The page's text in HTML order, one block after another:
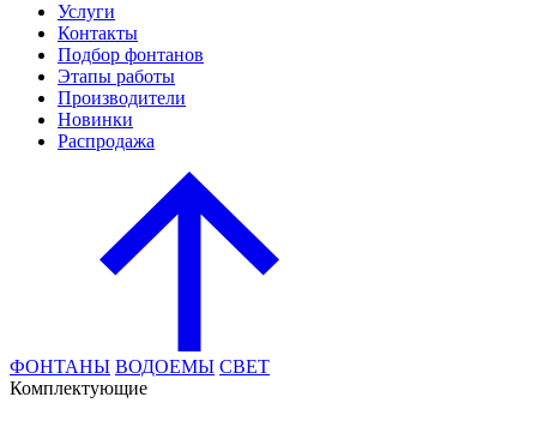
Услуги
Контакты
Подбор фонтанов
Этапы работы
Производители
Новинки
Распродажа
ФОНТАНЫ ВОДОЕМЫ СВЕТ
Комплектующие